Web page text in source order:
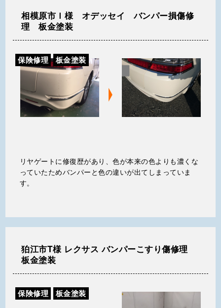
相模原市Ｉ様 オデッセイ バンパー損傷修
理 板金塗装
保険修理 板金塗装
リヤゲートに修復歴があり、色が本来の色よりも濃くな
っていたためバンパーと色の違いが出てしまっていま
す。
狛江市T様 レクサス バンパーこすり傷修理
板金塗装
保険修理 板金塗装